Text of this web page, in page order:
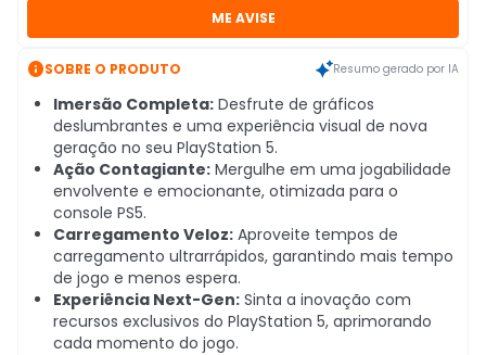
ME AVISE
SOBRE O PRODUTO Resumo gerado por IA
Imersão Completa: Desfrute de gráficos
deslumbrantes e uma experiência visual de nova
geração no seu PlayStation 5.
Ação Contagiante: Mergulhe em uma jogabilidade
envolvente e emocionante, otimizada para o
console PS5.
Carregamento Veloz: Aproveite tempos de
carregamento ultrarrápidos, garantindo mais tempo
de jogo e menos espera.
Experiência Next-Gen: Sinta a inovação com
recursos exclusivos do PlayStation 5, aprimorando
cada momento do jogo.